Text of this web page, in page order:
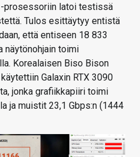
prosessoriin latoi testissä
Tulos esittäytyy entistä
että entiseen 18 833
toimi
Korealaisen Biso Bison
Galaxin RTX 3090
jonka grafiikkapiiri toimi
ja muistit 23,1 Gbps:n (1444